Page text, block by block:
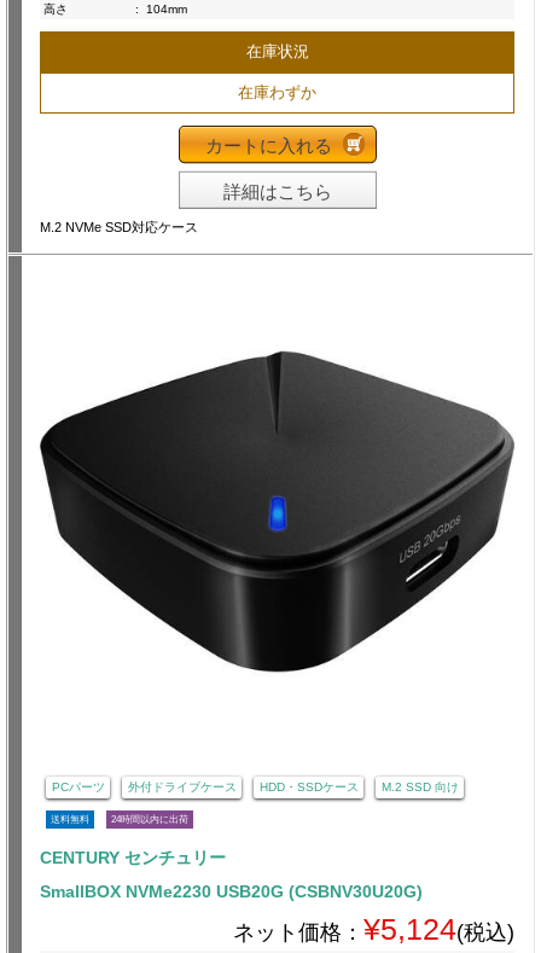
高さ
: 104mm
在庫状況
在庫わずか
カートに入れる
詳細はこちら
M.2 NVMe SSD対応ケース
PCパーツ 外付ドライブケース HDD・SSDケース M.2 SSD 向け
送料無料 24時間以内に出荷
CENTURY センチュリー
SmallBOX NVMe2230 USB20G (CSBNV30U20G)
ネット価格： ¥5,124(税込)